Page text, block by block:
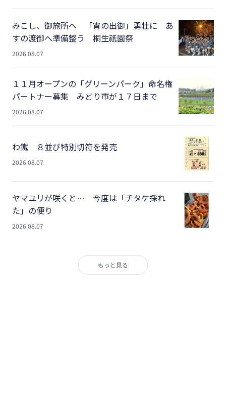
みこし、御旅所へ 「宵の出御」勇壮に あ
すの渡御へ準備整う 桐生祇園祭
2026.08.07
１１月オープンの「グリーンパーク」命名権
パートナー募集 みどり市が１７日まで
2026.08.07
わ鐵 ８並び特別切符を発売
2026.08.07
ヤマユリが咲くと… 今度は「チタケ採れ
た」の便り
2026.08.07
もっと見る